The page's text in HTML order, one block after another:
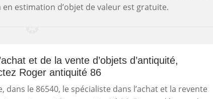
estimation d’objet de valeur est gratuite.
et de la vente d’objets d’antiquité,
Roger antiquité 86
dans le 86540, le spécialiste dans l’achat et la revente